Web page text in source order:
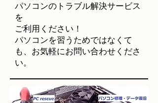
パソコンのトラブル解決サービス
を
ご利用ください！
パソコンを習うためではなくて
も、​お気軽にお問い合わせくださ
い。